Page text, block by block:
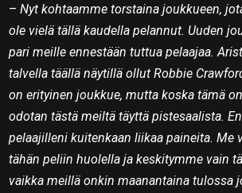
–Nyt kohtaamme torstaina joukkueen,
ole vielä tällä kaudella pelannut. Uuden
pari meille ennestään tuttua pelaajaa.
talvella täällä näytillä ollut Robbie
on erityinen joukkue, mutta koska tämä
odotan tästä meiltä täyttä pistesaalista.
pelaajilleni kuitenkaan liikaa paineita. Me
tähän peliin huolella ja keskitymme vain
vaikka meillä onkin maanantaina tulossa